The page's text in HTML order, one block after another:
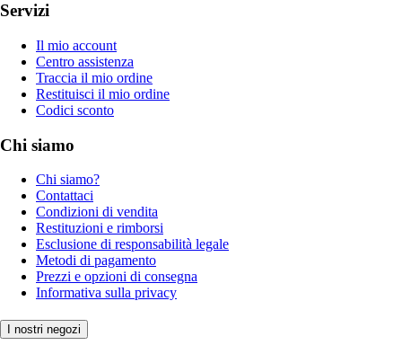
Servizi
Il mio account
Centro assistenza
Traccia il mio ordine
Restituisci il mio ordine
Codici sconto
Chi siamo
Chi siamo?
Contattaci
Condizioni di vendita
Restituzioni e rimborsi
Esclusione di responsabilità legale
Metodi di pagamento
Prezzi e opzioni di consegna
Informativa sulla privacy
I nostri negozi